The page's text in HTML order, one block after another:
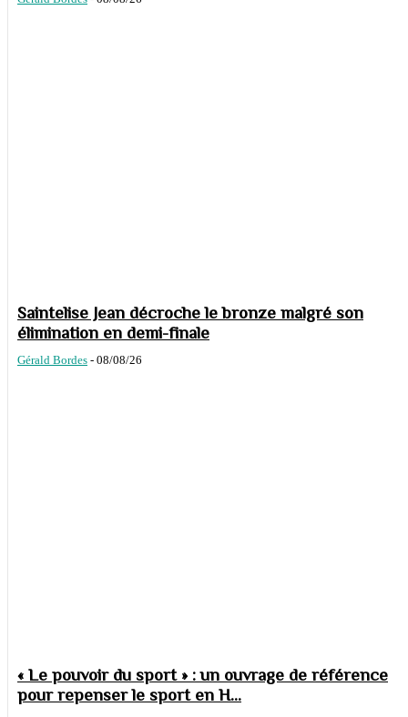
Saintelise Jean décroche le bronze malgré son
élimination en demi-finale
Gérald Bordes - 08/08/26
« Le pouvoir du sport » : un ouvrage de référence
pour repenser le sport en H...